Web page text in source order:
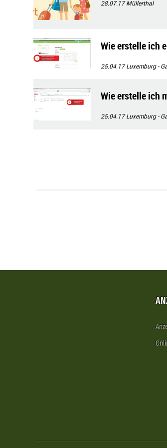
28.07.17Müllerthal
Wie erstelle ich
25.04.17Luxemburg -
Wie erstelle ich
25.04.17Luxemburg -